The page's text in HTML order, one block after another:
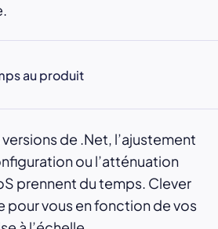
au produit
de .Net, l’ajustement
ou l’atténuation
prennent du temps. Clever
pour vous en fonction de vos